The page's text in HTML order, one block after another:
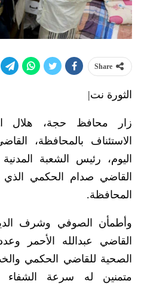
Share
الثورة نت|
زار محافظ حجة، هلال
الاستئناف بالمحافظة،
اليوم، رئيس الشعبة
القاضي صدام الحكمي
المحافظة.
وأطمأن الصوفي وشرف
القاضي عبدالله الأحمر
الصحية للقاضي الحكمي
متمنين له سرعة الشفاء